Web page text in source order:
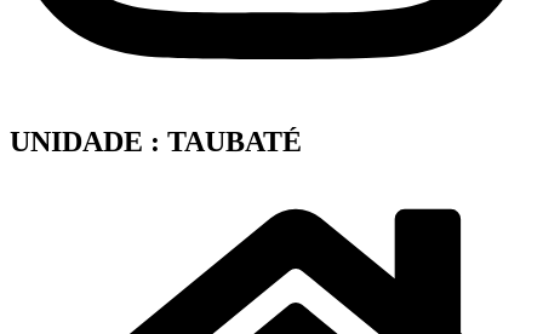
UNIDADE : TAUBATÉ